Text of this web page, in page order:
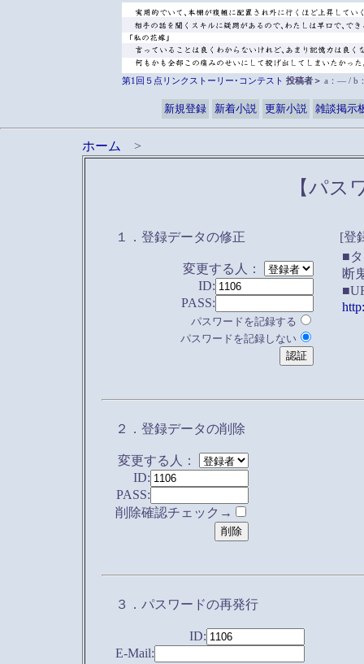
第1回５点リンクストーリー･コンテスト 投稿者＞ a：― / b
新規登録 新着小説 更新小説 雑談掲示
ホーム >
【パス
１．登録データの修正
変更する人：
ID:
PASS:
パスワードを記録する
パスワードを記録しない
[登
■
断
２．登録データの削除
変更する人：
ID:
PASS:
削除確認チェック→
３．パスワードの再発行
ID:
E-Mail: